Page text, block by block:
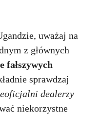
uważaj na
z głównych
fałszywych
sprawdzaj
dealerzy
niekorzystne